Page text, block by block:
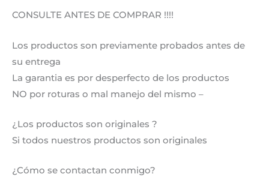
CONSULTE ANTES DE COMPRAR !!!!
Los productos son previamente probados antes de
su entrega
La garantia es por desperfecto de los productos
NO por roturas o mal manejo del mismo –
¿Los productos son originales ?
Si todos nuestros productos son originales
¿Cómo se contactan conmigo?